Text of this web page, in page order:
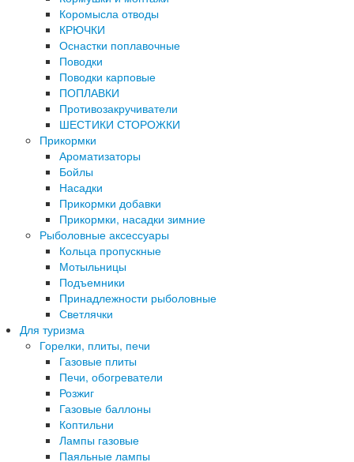
Коромысла отводы
КРЮЧКИ
Оснастки поплавочные
Поводки
Поводки карповые
ПОПЛАВКИ
Противозакручиватели
ШЕСТИКИ СТОРОЖКИ
Прикормки
Ароматизаторы
Бойлы
Насадки
Прикормки добавки
Прикормки, насадки зимние
Рыболовные аксессуары
Кольца пропускные
Мотыльницы
Подъемники
Принадлежности рыболовные
Светлячки
Для туризма
Горелки, плиты, печи
Газовые плиты
Печи, обогреватели
Розжиг
Газовые баллоны
Коптильни
Лампы газовые
Паяльные лампы